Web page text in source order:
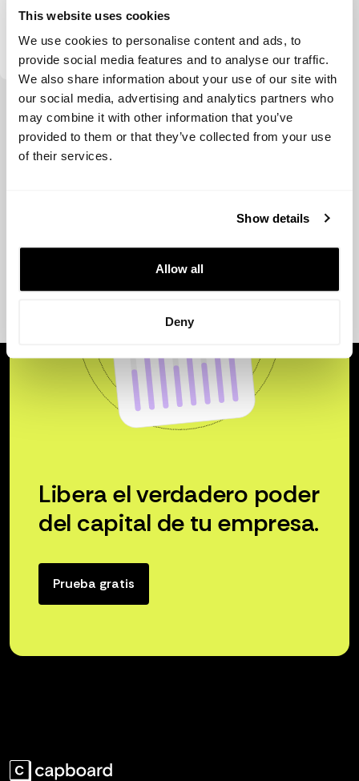
This website uses cookies
We use cookies to personalise content and ads, to
provide social media features and to analyse our traffic.
We also share information about your use of our site with
our social media, advertising and analytics partners who
may combine it with other information that you’ve
provided to them or that they’ve collected from your use
of their services.
Show details
Allow all
Deny
Gilgamesh Ventures
Ver más
Libera el verdadero poder
del capital de tu empresa.
Prueba gratis